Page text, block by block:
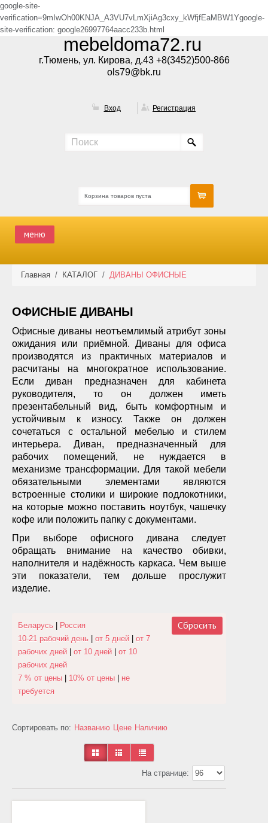
google-site-
verification=9mIwOh00KNJA_A3VU7vLmXjiAg3cxy_kWfjfEaMBW1Ygoogle-
site-verification: google26997764aacc233b.html
mebeldoma72.ru
г.Тюмень, ул. Кирова, д.43 +8(3452)500-866
ols79@bk.ru
Вход Регистрация
Корзина товаров пуста
меню
НОВИНКИ
АКЦИИ
ФОТО РАБОТ
УСЛУГИ
ОПЛАТА
КОНТАКТЫ
Главная / КАТАЛОГ / ДИВАНЫ ОФИСНЫЕ
ОФИСНЫЕ ДИВАНЫ
Офисные диваны неотъемлимый атрибут зоны
ожидания или приёмной. Диваны для офиса
производятся из практичных материалов и
расчитаны на многократное использование.
Если диван предназначен для кабинета
руководителя, то он должен иметь
презентабельный вид, быть комфортным и
устойчивым к износу. Также он должен
сочетаться с остальной мебелью и стилем
интерьера. Диван, предназначенный для
рабочих помещений, не нуждается в
механизме трансформации. Для такой мебели
обязательными элементами являются
встроенные столики и широкие подлокотники,
на которые можно поставить ноутбук, чашечку
кофе или положить папку с документами.
При выборе офисного дивана следует
обращать внимание на качество обивки,
наполнителя и надёжность каркаса. Чем выше
эти показатели, тем дольше прослужит
изделие.
Беларусь
Россия
10-21 рабочий день
от 5 дней
от 7
рабочих дней
от 10 дней
от 10
рабочих дней
7 % от цены
10% от цены
не
требуется
Сбросить
Сортировать по: Названию Цене Наличию
На странице: